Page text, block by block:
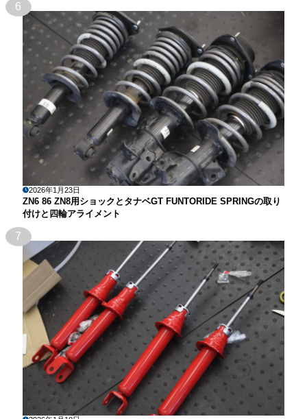
6
2026年1月23日
ZN6 86 ZN8用ショックとタナベGT FUNTORIDE SPRINGの取り
付けと四輪アライメント
7